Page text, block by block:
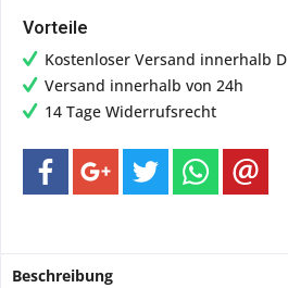
Vorteile
Kostenloser Versand innerhalb D
Versand innerhalb von 24h
14 Tage Widerrufsrecht
Beschreibung